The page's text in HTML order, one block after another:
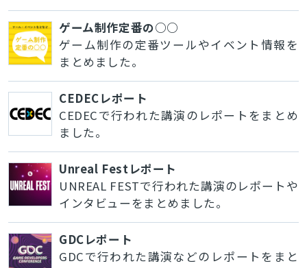
ゲーム制作定番の○○
ゲーム制作の定番ツールやイベント情報を
まとめました。
CEDECレポート
CEDECで行われた講演のレポートをまとめ
ました。
Unreal Festレポート
UNREAL FESTで行われた講演のレポートや
インタビューをまとめました。
GDCレポート
GDCで行われた講演などのレポートをまと